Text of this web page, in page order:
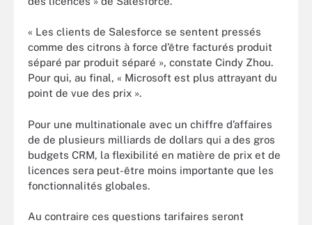
« Les clients de Salesforce se sentent pressés
comme des citrons à force d’être facturés produit
séparé par produit séparé », constate Cindy Zhou.
Pour qui, au final, « Microsoft est plus attrayant du
point de vue des prix ».
Pour une multinationale avec un chiffre d’affaires
de de plusieurs milliards de dollars qui a des gros
budgets CRM, la flexibilité en matière de prix et de
licences sera peut-être moins importante que les
fonctionnalités globales.
Au contraire ces questions tarifaires seront